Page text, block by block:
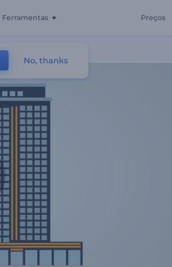
Ferramentas Preços
No, thanks